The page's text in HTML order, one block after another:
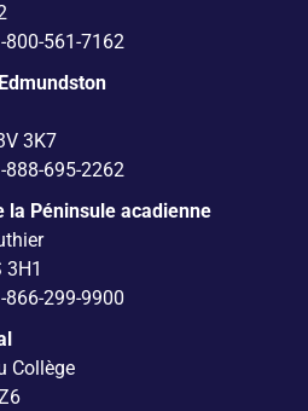
800-561-7162
3K7
888-695-2262
la Péninsule acadienne
866-299-9900
Collège